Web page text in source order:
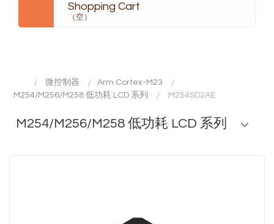
Shopping Cart
（空）
微控制器
Arm Cortex-M23
M254/M256/M258 低功耗 LCD 系列
M254SD2AE
M254/M256/M258 低功耗 LCD 系列